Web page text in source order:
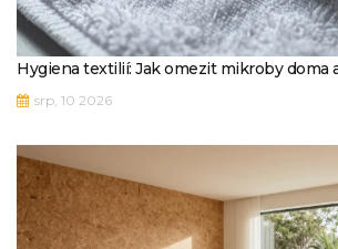
Hygiena textilií: Jak omezit mikroby doma
srp, 10 2026